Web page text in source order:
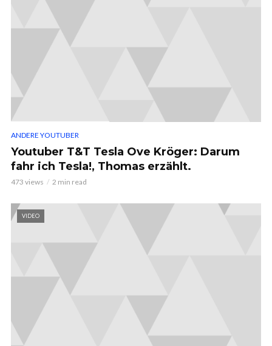
ANDERE YOUTUBER
Youtuber T&T Tesla Ove Kröger: Darum
fahr ich Tesla!, Thomas erzählt.
473 views 2 min read
VIDEO